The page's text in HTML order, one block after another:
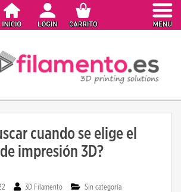
cuando se elige el
impresión 3D?
3D Filamento Sin categoría